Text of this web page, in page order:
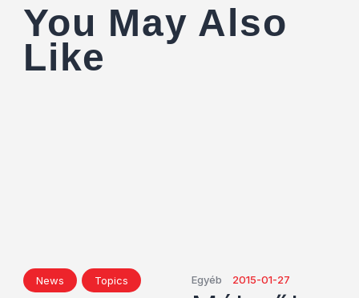
You May Also
Like
News
Topics
Egyéb 2015-01-27